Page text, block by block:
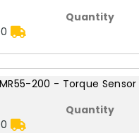
MR55-200 - Torque